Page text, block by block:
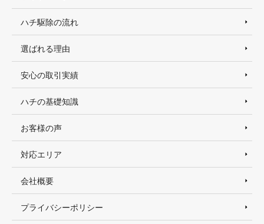
ハチ駆除の流れ
選ばれる理由
安心の取引実績
ハチの基礎知識
お客様の声
対応エリア
会社概要
プライバシーポリシー